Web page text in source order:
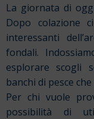
La giornata di
Dopo colazione
interessanti
fondali.
esplorare scogli
banchi di pesce
Per chi vuole
possibilità di